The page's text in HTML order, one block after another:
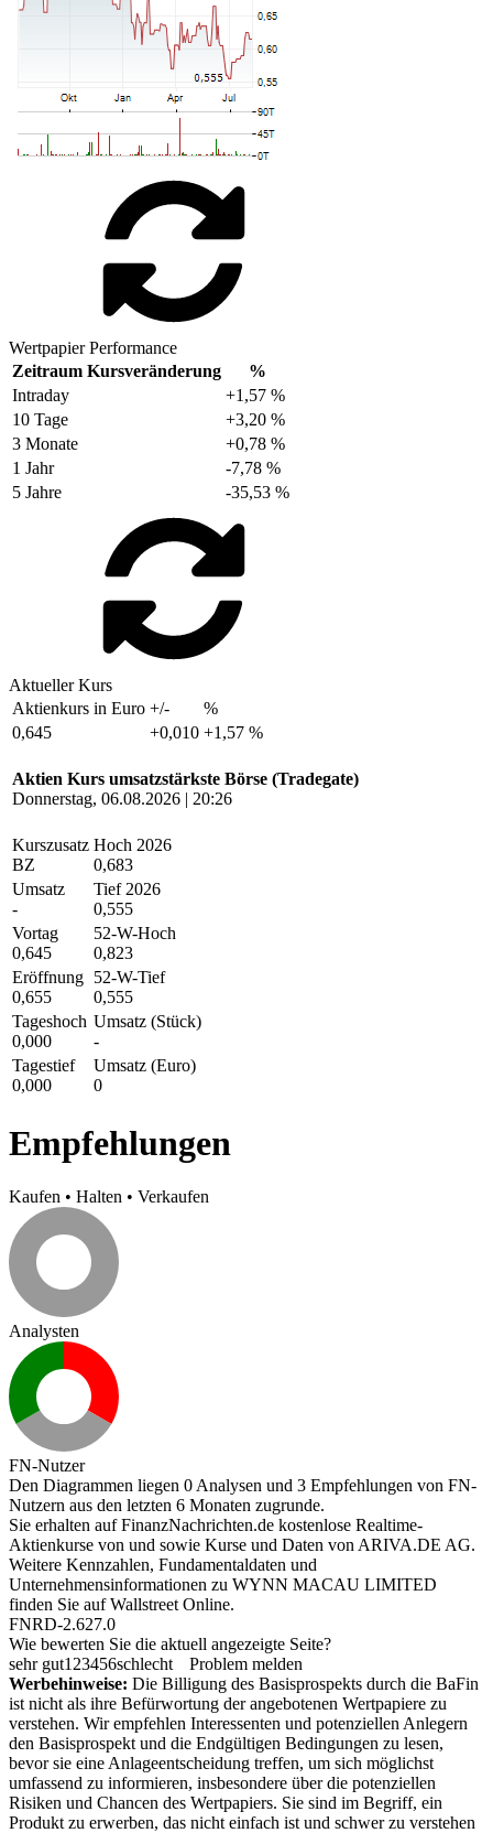
Wertpapier Performance
Zeitraum Kursveränderung
%
Intraday
+1,57 %
10 Tage
+3,20 %
3 Monate
+0,78 %
1 Jahr
-7,78 %
5 Jahre
-35,53 %
Aktueller Kurs
Aktienkurs in Euro +/-
%
0,645
+0,010 +1,57 %
Aktien Kurs umsatzstärkste Börse (Tradegate)
Donnerstag, 06.08.2026 | 20:26
Kurszusatz
BZ
Hoch 2026
0,683
Umsatz
-
Tief 2026
0,555
Vortag
0,645
52-W-Hoch
0,823
Eröffnung
0,655
52-W-Tief
0,555
Tageshoch
0,000
Umsatz (Stück)
-
Tagestief
0,000
Umsatz (Euro)
0
Empfehlungen
Kaufen • Halten • Verkaufen
Analysten
FN-Nutzer
Den Diagrammen liegen 0 Analysen und 3 Empfehlungen von FN-
Nutzern aus den letzten 6 Monaten zugrunde.
Sie erhalten auf FinanzNachrichten.de kostenlose Realtime-
Aktienkurse von und sowie Kurse und Daten von ARIVA.DE AG.
Weitere Kennzahlen, Fundamentaldaten und
Unternehmensinformationen zu WYNN MACAU LIMITED
finden Sie aufWallstreet Online.
FNRD-2.627.0
Wie bewerten Sie die aktuell angezeigte Seite?
sehr gut1 23456schlecht
Problem melden
Werbehinweise: Die Billigung des Basisprospekts durch die BaFin
ist nicht als ihre Befürwortung der angebotenen Wertpapiere zu
verstehen. Wir empfehlen Interessenten und potenziellen Anlegern
den Basisprospekt und die Endgültigen Bedingungen zu lesen,
bevor sie eine Anlageentscheidung treffen, um sich möglichst
umfassend zu informieren, insbesondere über die potenziellen
Risiken und Chancen des Wertpapiers. Sie sind im Begriff, ein
Produkt zu erwerben, das nicht einfach ist und schwer zu verstehen